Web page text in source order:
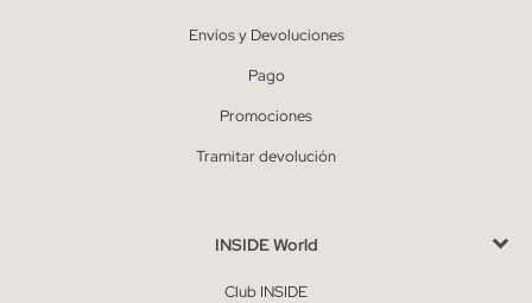
Envíos y Devoluciones
Pago
Promociones
Tramitar devolución
INSIDE World
Club INSIDE